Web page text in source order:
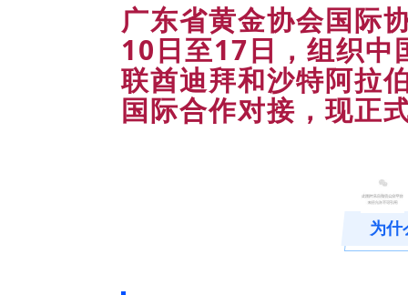
广东省黄金协会国际
10日至17日，组织中
联酋迪拜和沙特阿拉
国际合作对接，现正
为什